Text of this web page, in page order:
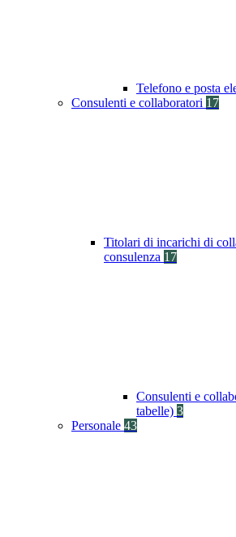
Telefono e posta
Consulenti e collaboratori 17
Titolari di incarichi di
consulenza 17
Consulenti e
tabelle) 3
Personale 43